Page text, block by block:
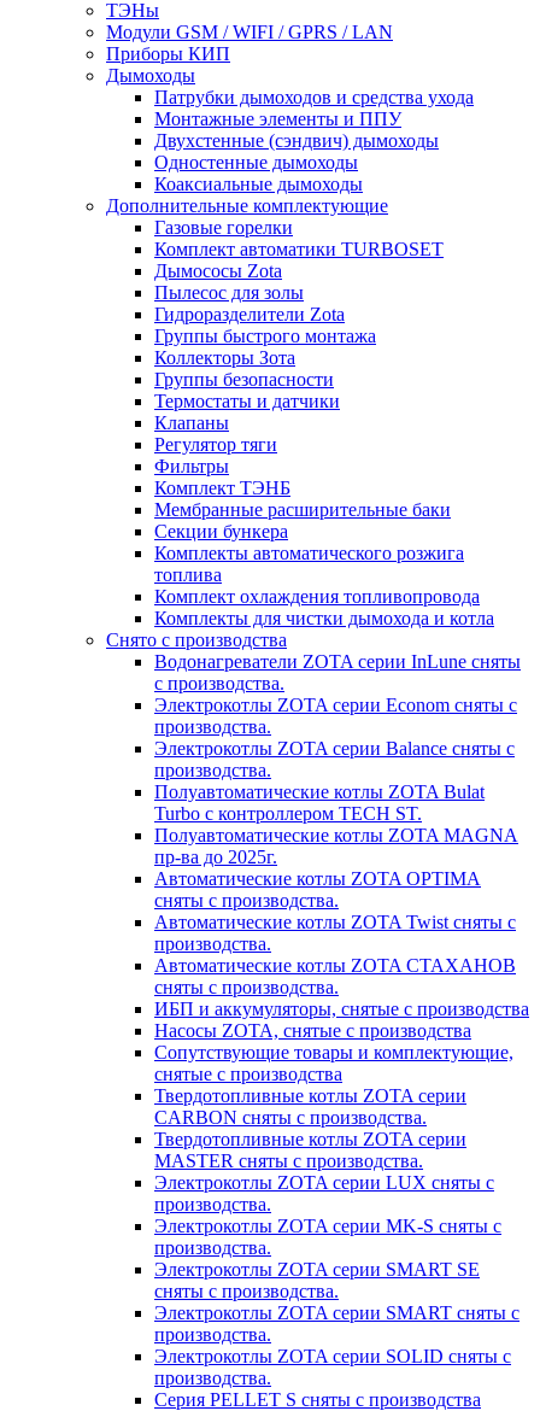
ТЭНы
Модули GSM / WIFI / GPRS / LAN
Приборы КИП
Дымоходы
Патрубки дымоходов и средства ухода
Монтажные элементы и ППУ
Двухстенные (сэндвич) дымоходы
Одностенные дымоходы
Коаксиальные дымоходы
Дополнительные комплектующие
Газовые горелки
Комплект автоматики TURBOSET
Дымососы Zota
Пылесос для золы
Гидроразделители Zota
Группы быстрого монтажа
Коллекторы Зота
Группы безопасности
Термостаты и датчики
Клапаны
Регулятор тяги
Фильтры
Комплект ТЭНБ
Мембранные расширительные баки
Секции бункера
Комплекты автоматического розжига
топлива
Комплект охлаждения топливопровода
Комплекты для чистки дымохода и котла
Снято с производства
Водонагреватели ZOTA серии InLune сняты
с производства.
Электрокотлы ZOTA серии Econom сняты с
производства.
Электрокотлы ZOTA серии Balance сняты с
производства.
Полуавтоматические котлы ZOTA Bulat
Turbo с контроллером TECH ST.
Полуавтоматические котлы ZOTA MAGNA
пр-ва до 2025г.
Автоматические котлы ZOTA OPTIMA
сняты с производства.
Автоматические котлы ZOTA Twist сняты с
производства.
Автоматические котлы ZOTA СТАХАНОВ
сняты с производства.
ИБП и аккумуляторы, снятые с производства
Насосы ZOTA, снятые с производства
Сопутствующие товары и комплектующие,
снятые с производства
Твердотопливные котлы ZOTA серии
CARBON сняты с производства.
Твердотопливные котлы ZOTA серии
MASTER сняты с производства.
Электрокотлы ZOTA серии LUX сняты с
производства.
Электрокотлы ZOTA серии MK-S сняты с
производства.
Электрокотлы ZOTA серии SMART SE
сняты с производства.
Электрокотлы ZOTA серии SMART сняты с
производства.
Электрокотлы ZOTA серии SOLID сняты с
производства.
Серия PELLET S сняты с производства